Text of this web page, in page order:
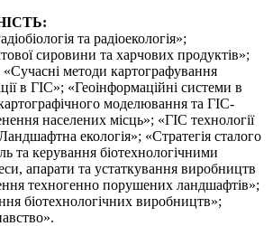
та радіоекологія»;
сировини та харчових продуктів»;
методи картографування
в ГІС»; «Геоінформаційні системи в
моделювання та ГІС-
населених місць»; «ГІС технології
екологія»; «Стратегія сталого
та керування біотехнологічними
апарати та устаткування виробництв
техногенно порушених ландшафтів»;
біотехнологічних виробництв»;